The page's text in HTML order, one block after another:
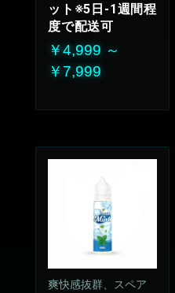
ット※5日-1週間程
度で配送可
￥4,999 ～
￥7,999
爽快感抜群、スペア